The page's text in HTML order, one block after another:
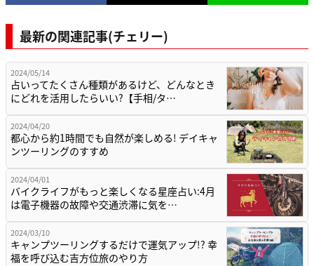
最新の関連記事(チェリー)
2024/05/14
占いってたくさん種類があるけど、どんなとき
にどれを活用したらいい?【手相/タ…
2024/04/20
都心から約1時間でも自然が楽しめる! デイキャ
ンツーリングのすすめ
2024/04/01
バイクライフがもっと楽しくなる星座占い:4月
は電子機器の故障や交通渋滞に気を…
2024/03/10
キャンプツーリングするだけで運気アップ!? 幸
福を呼び込む吉方位旅のやり方